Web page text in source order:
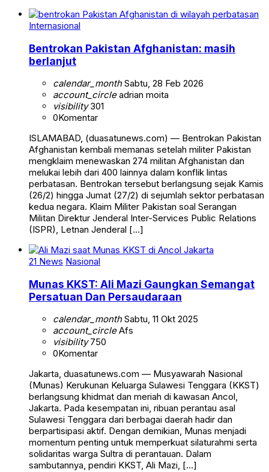
Internasional
Bentrokan Pakistan Afghanistan: masih
berlanjut
calendar_monthSabtu, 28 Feb 2026
account_circleadrian moita
visibility301
0Komentar
ISLAMABAD, (duasatunews.com) — Bentrokan Pakistan
Afghanistan kembali memanas setelah militer Pakistan
mengklaim menewaskan 274 militan Afghanistan dan
melukai lebih dari 400 lainnya dalam konflik lintas
perbatasan. Bentrokan tersebut berlangsung sejak Kamis
(26/2) hingga Jumat (27/2) di sejumlah sektor perbatasan
kedua negara. Klaim Militer Pakistan soal Serangan
Militan Direktur Jenderal Inter-Services Public Relations
(ISPR), Letnan Jenderal […]
21 News Nasional
Munas KKST: Ali Mazi Gaungkan Semangat
Persatuan Dan Persaudaraan
calendar_monthSabtu, 11 Okt 2025
account_circleAfs
visibility750
0Komentar
Jakarta, duasatunews.com — Musyawarah Nasional
(Munas) Kerukunan Keluarga Sulawesi Tenggara (KKST)
berlangsung khidmat dan meriah di kawasan Ancol,
Jakarta. Pada kesempatan ini, ribuan perantau asal
Sulawesi Tenggara dari berbagai daerah hadir dan
berpartisipasi aktif. Dengan demikian, Munas menjadi
momentum penting untuk memperkuat silaturahmi serta
solidaritas warga Sultra di perantauan. Dalam
sambutannya, pendiri KKST, Ali Mazi, […]